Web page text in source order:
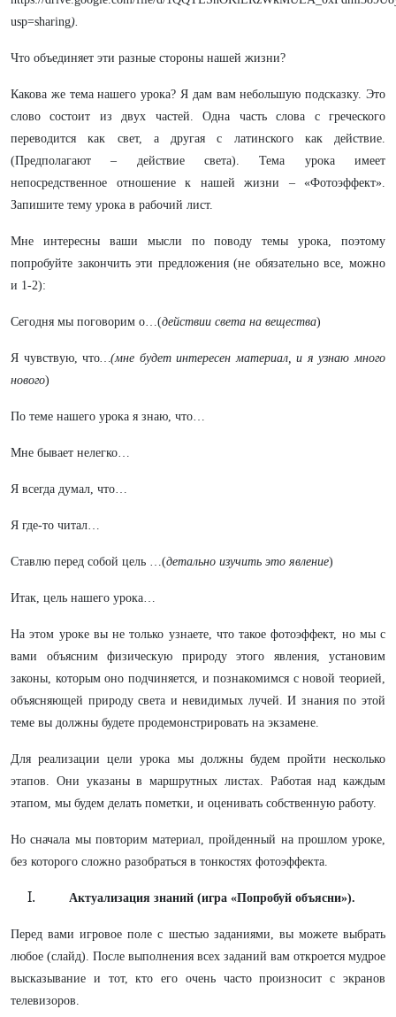
usp=sharing).
Что объединяет эти разные стороны нашей жизни?
Какова же тема нашего урока? Я дам вам небольшую подсказку. Это
слово состоит из двух частей. Одна часть слова с греческого
переводится как свет, а другая с латинского как действие.
(Предполагают – действие света). Тема урока имеет
непосредственное отношение к нашей жизни – «Фотоэффект».
Запишите тему урока в рабочий лист.
Мне интересны ваши мысли по поводу темы урока, поэтому
попробуйте закончить эти предложения (не обязательно все, можно
и 1-2):
Сегодня мы поговорим о…(действии света на вещества)
Я чувствую, что…(мне будет интересен материал, и я узнаю много
нового)
По теме нашего урока я знаю, что…
Мне бывает нелегко…
Я всегда думал, что…
Я где-то читал…
Ставлю перед собой цель …(детально изучить это явление)
Итак, цель нашего урока…
На этом уроке вы не только узнаете, что такое фотоэффект, но мы с
вами объясним физическую природу этого явления, установим
законы, которым оно подчиняется, и познакомимся с новой теорией,
объясняющей природу света и невидимых лучей. И знания по этой
теме вы должны будете продемонстрировать на экзамене.
Для реализации цели урока мы должны будем пройти несколько
этапов. Они указаны в маршрутных листах. Работая над каждым
этапом, мы будем делать пометки, и оценивать собственную работу.
Но сначала мы повторим материал, пройденный на прошлом уроке,
без которого сложно разобраться в тонкостях фотоэффекта.
Актуализация знаний (игра «Попробуй объясни»).
Перед вами игровое поле с шестью заданиями, вы можете выбрать
любое (слайд). После выполнения всех заданий вам откроется мудрое
высказывание и тот, кто его очень часто произносит с экранов
телевизоров.